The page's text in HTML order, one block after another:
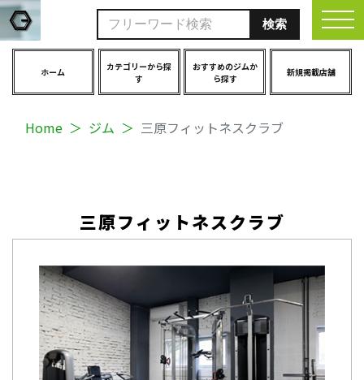
ホーム
カテゴリーから探
す
おすすめのジムか
ら探す
新規掲載店舗
Home ジム 三原フィットネスクラブ
三原フィットネスクラブ